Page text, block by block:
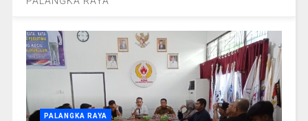
PALANGKA RAYA